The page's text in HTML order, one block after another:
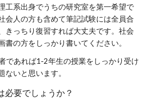
工系出身でうちの研究室を第一希望で
会人の方も含めて筆記試験には全員合
きっちり復習すれば大丈夫です。社会
書の方をしっかり書いてください。
であれば1-2年生の授業をしっかり受け
ないと思います。
必要でしょうか？